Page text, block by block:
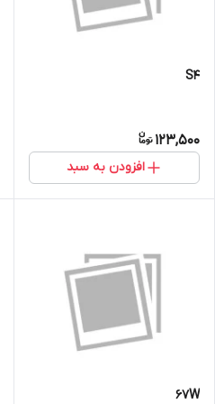
S4
123,500
افزودن به سبد
67W